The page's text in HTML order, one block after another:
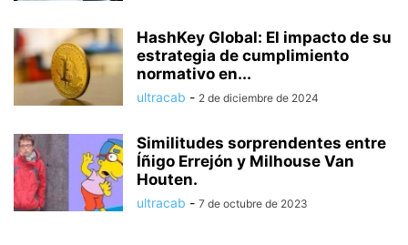
HashKey Global: El impacto de su
estrategia de cumplimiento
normativo en...
ultracab - 2 de diciembre de 2024
Similitudes sorprendentes entre
Íñigo Errejón y Milhouse Van
Houten.
ultracab - 7 de octubre de 2023